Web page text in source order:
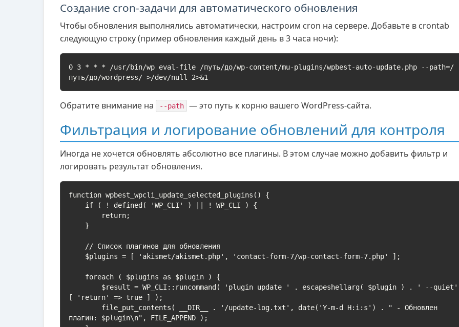
Создание cron-задачи для автоматического обновления
Чтобы обновления выполнялись автоматически, настроим cron на сервере. Добавьте в crontab
следующую строку (пример обновления каждый день в 3 часа ночи):
0 3 * * * /usr/bin/wp eval-file /путь/до/wp-content/mu-plugins/wpbest-auto-update.php --path=/
путь/до/wordpress/ >/dev/null 2>&1
Обратите внимание на --path — это путь к корню вашего WordPress-сайта.
Фильтрация и логирование обновлений для контроля
Иногда не хочется обновлять абсолютно все плагины. В этом случае можно добавить фильтр и
логировать результат обновления.
function wpbest_wpcli_update_selected_plugins() {
[ 'return' => true ] );
плагин: $plugin\n", FILE_APPEND );